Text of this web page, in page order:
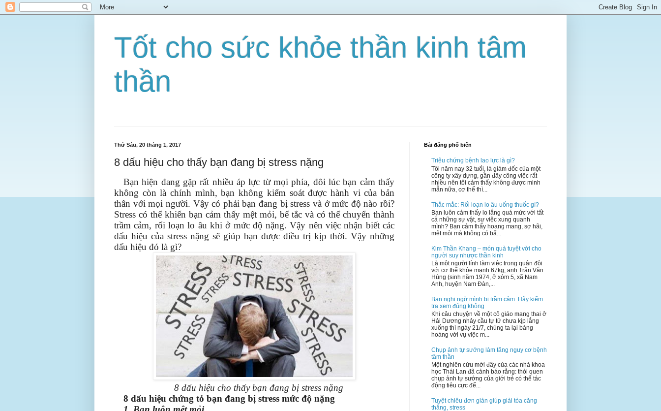
Tốt cho sức khỏe thần kinh tâm
thần
Thứ Sáu, 20 tháng 1, 2017
8 dấu hiệu cho thấy bạn đang bị stress nặng
Bạn hiện đang gặp rất nhiều áp lực từ mọi phía, đôi lúc bạn cảm thấy
không còn là chính mình, bạn không kiểm soát được hành vi của bản
thân với mọi người. Vậy có phải bạn đang bị stress và ở mức độ nào rồi?
Stress có thể khiến bạn cảm thấy mệt mỏi, bế tắc và có thể chuyển thành
trầm cảm, rối loạn lo âu khi ở mức độ nặng. Vậy nên việc nhận biết các
dấu hiệu của stress nặng sẽ giúp bạn được điều trị kịp thời. Vậy những
dấu hiệu đó là gì?
8 dấu hiệu cho thấy bạn đang bị stress nặng
8 dấu hiệu chứng tỏ bạn đang bị stress mức độ nặng
Bài đăng phổ biến
Triệu chứng bệnh lao lực là gì?
Tôi năm nay 32 tuổi, là giám đốc của một
công ty xây dựng, gần đây công việc rất
nhiều nên tôi cảm thấy không được minh
mẫn nữa, cơ thể thì...
Thắc mắc: Rối loạn lo âu uống thuốc gì?
Bạn luôn cảm thấy lo lắng quá mức với tất
cả những sự vật, sự việc xung quanh
mình? Bạn cảm thấy hoang mang, sợ hãi,
mệt mỏi mà không có bấ...
Kim Thần Khang – món quà tuyệt vời cho
người suy nhược thần kinh
Là một người lính làm việc trong quân đội
với cơ thể khỏe mạnh 67kg, anh Trần Văn
Hùng (sinh năm 1974, ở xóm 5, xã Nam
Anh, huyện Nam Đàn,...
Bạn nghi ngờ mình bị trầm cảm. Hãy kiểm
tra xem đúng không
Khi câu chuyện về một cô giáo mang thai ở
Hải Dương nhảy cầu tự tử chưa kịp lắng
xuống thì ngày 21/7, chúng ta lại bàng
hoàng với vụ việc m...
Chụp ảnh tự sướng làm tăng nguy cơ bệnh
tâm thần
Một nghiên cứu mới đây của các nhà khoa
học Thái Lan đã cảnh báo rằng: thói quen
chụp ảnh tự sướng của giới trẻ có thể tác
động tiêu cực đế...
Tuyệt chiêu đơn giản giúp giải tỏa căng
thẳng, stress